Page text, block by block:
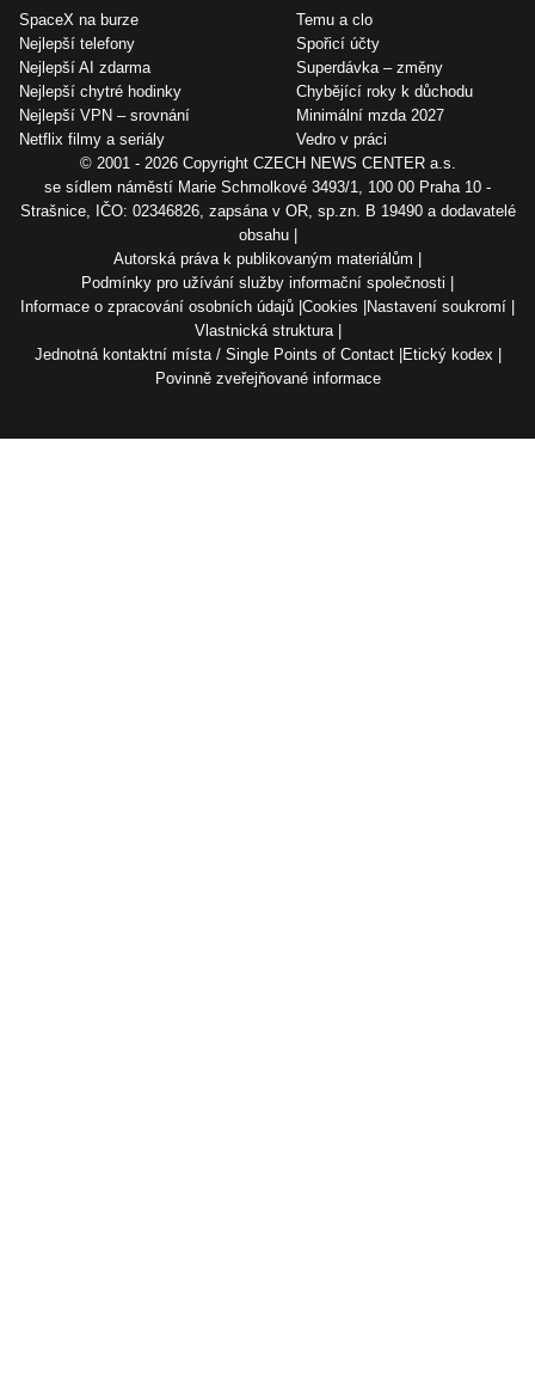
SpaceX na burze
Nejlepší telefony
Nejlepší AI zdarma
Nejlepší chytré hodinky
Nejlepší VPN – srovnání
Netflix filmy a seriály
Temu a clo
Spořicí účty
Superdávka – změny
Chybějící roky k důchodu
Minimální mzda 2027
Vedro v práci
© 2001 - 2026 Copyright CZECH NEWS CENTER a.s.
se sídlem náměstí Marie Schmolkové 3493/1, 100 00 Praha 10 -
Strašnice, IČO: 02346826, zapsána v OR, sp.zn. B 19490 a dodavatelé
obsahu
Autorská práva k publikovaným materiálům
Podmínky pro užívání služby informační společnosti
Informace o zpracování osobních údajů Cookies Nastavení soukromí
Vlastnická struktura
Jednotná kontaktní místa / Single Points of Contact Etický kodex
Povinně zveřejňované informace